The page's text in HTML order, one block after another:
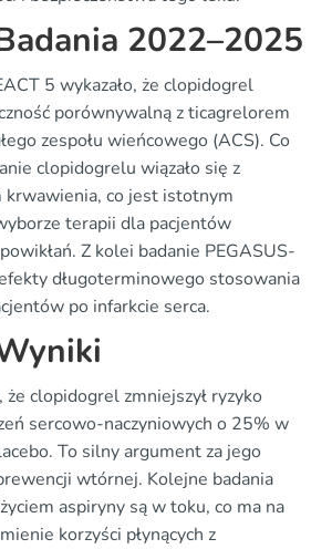
2022–2025
5 wykazało, że clopidogrel
porównywalną z ticagrelorem
zespołu wieńcowego (ACS). Co
clopidogrelu wiązało się z
krwawienia, co jest istotnym
terapii dla pacjentów
Z kolei badanie PEGASUS-
długoterminowego stosowania
po infarkcie serca.
clopidogrel zmniejszył ryzyko
sercowo-naczyniowych o 25% w
To silny argument za jego
wtórnej. Kolejne badania
aspiryny są w toku, co ma na
korzyści płynących z